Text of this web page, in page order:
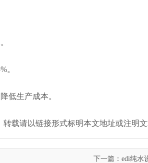
。
低生产成本。
转载请以链接形式标明本文地址或注明
下一篇： edi纯水